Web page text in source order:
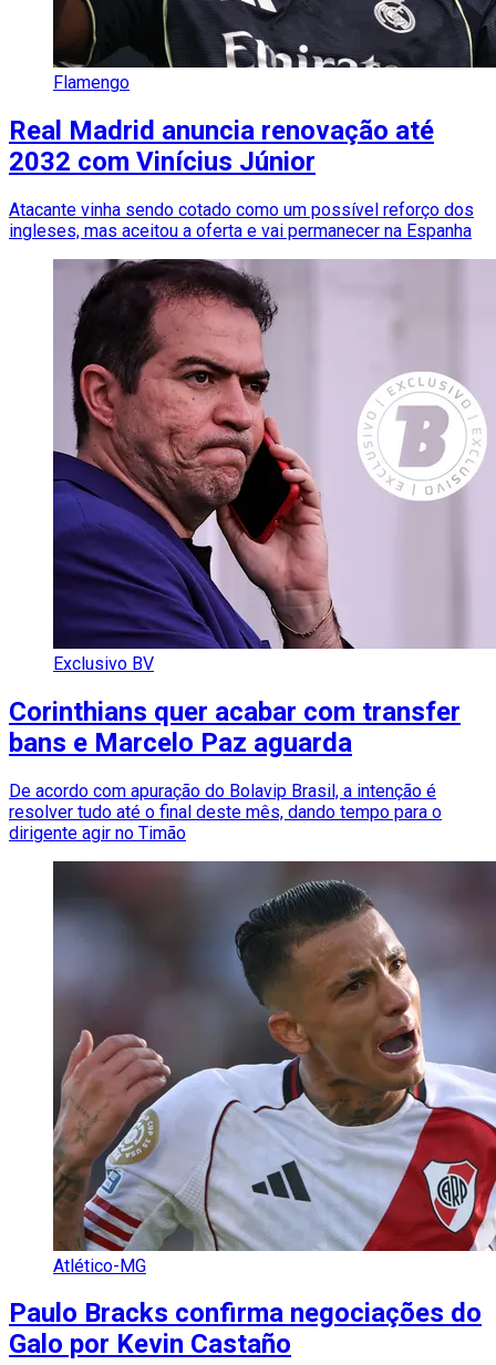
Flamengo
Real Madrid anuncia renovação até
2032 com Vinícius Júnior
Atacante vinha sendo cotado como um possível reforço dos
ingleses, mas aceitou a oferta e vai permanecer na Espanha
Exclusivo BV
Corinthians quer acabar com transfer
bans e Marcelo Paz aguarda
De acordo com apuração do Bolavip Brasil, a intenção é
resolver tudo até o final deste mês, dando tempo para o
dirigente agir no Timão
Atlético-MG
Paulo Bracks confirma negociações do
Galo por Kevin Castaño